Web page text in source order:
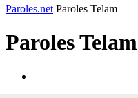
Paroles.net Paroles Telam
ParolesTelam